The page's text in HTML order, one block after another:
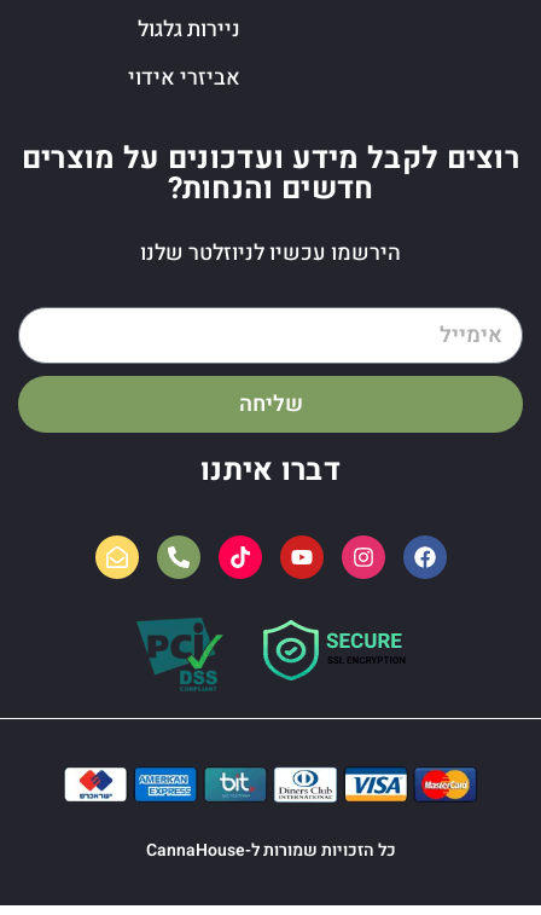
ניירות גלגול
אביזרי אידוי
רוצים לקבל מידע ועדכונים על מוצרים
חדשים והנחות?
הירשמו עכשיו לניוזלטר שלנו
שליחה
דברו איתנו
כל הזכויות שמורות ל-CannaHouse